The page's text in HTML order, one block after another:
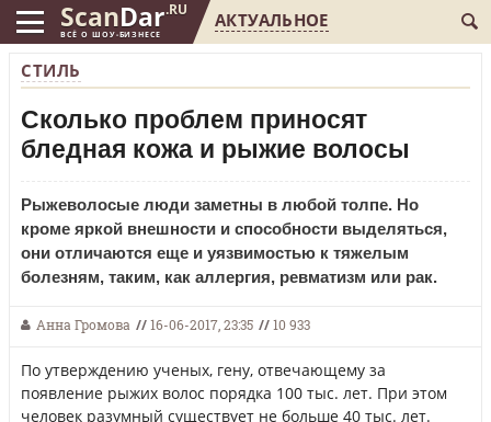
ScanDar.RU
ВСЁ О ШОУ-БИЗНЕСЕ
АКТУАЛЬНОЕ
СТИЛЬ
Сколько проблем приносят
бледная кожа и рыжие волосы
Рыжеволосые люди заметны в любой толпе. Но
кроме яркой внешности и способности выделяться,
они отличаются еще и уязвимостью к тяжелым
болезням, таким, как аллергия, ревматизм или рак.
Анна Громова //16-06-2017, 23:35 //10 933
По утверждению ученых, гену, отвечающему за
появление рыжих волос порядка 100 тыс. лет. При этом
человек разумный существует не больше 40 тыс. лет.